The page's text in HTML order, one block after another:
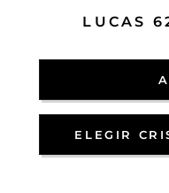
LUCAS
ELEGIR